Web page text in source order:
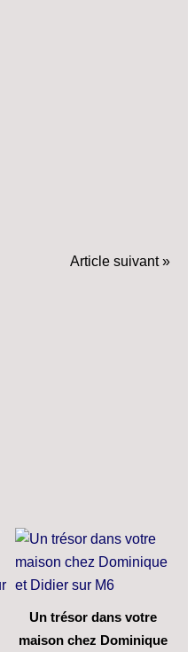
Article suivant »
Un trésor dans votre
maison chez Dominique